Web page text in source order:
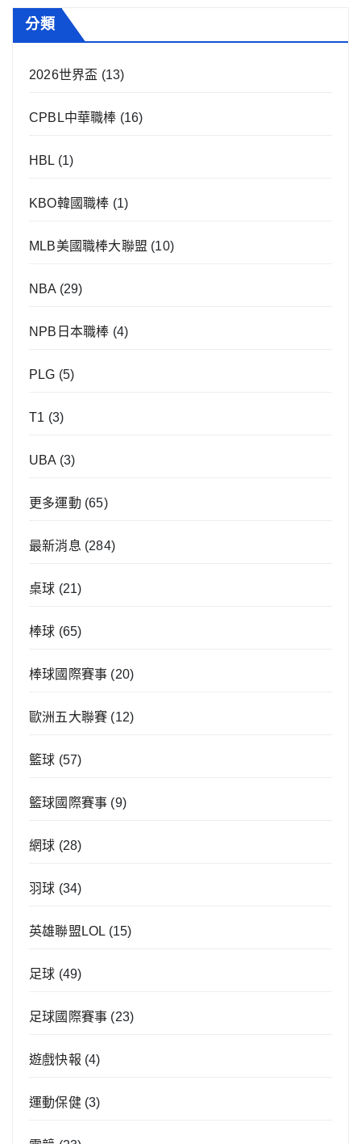
分類
2026世界盃 (13)
CPBL中華職棒 (16)
HBL (1)
KBO韓國職棒 (1)
MLB美國職棒大聯盟 (10)
NBA (29)
NPB日本職棒 (4)
PLG (5)
T1 (3)
UBA (3)
更多運動 (65)
最新消息 (284)
桌球 (21)
棒球 (65)
棒球國際賽事 (20)
歐洲五大聯賽 (12)
籃球 (57)
籃球國際賽事 (9)
網球 (28)
羽球 (34)
英雄聯盟LOL (15)
足球 (49)
足球國際賽事 (23)
遊戲快報 (4)
運動保健(3)